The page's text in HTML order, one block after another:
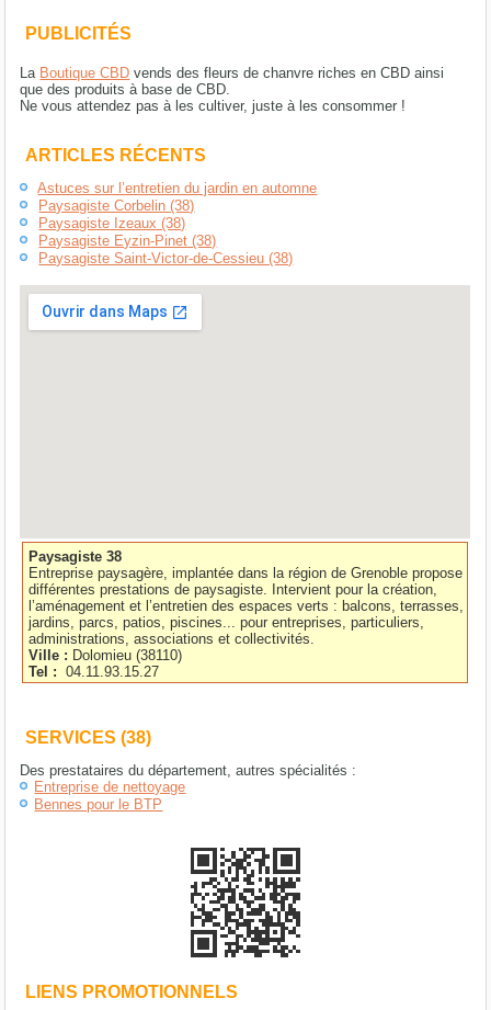
PUBLICITÉS
La Boutique CBD vends des fleurs de chanvre riches en CBD ainsi
que des produits à base de CBD.
Ne vous attendez pas à les cultiver, juste à les consommer !
ARTICLES RÉCENTS
Astuces sur l’entretien du jardin en automne
Paysagiste Corbelin (38)
Paysagiste Izeaux (38)
Paysagiste Eyzin-Pinet (38)
Paysagiste Saint-Victor-de-Cessieu (38)
Paysagiste 38
Entreprise paysagère, implantée dans la région de Grenoble propose
différentes prestations de paysagiste. Intervient pour la création,
l’aménagement et l’entretien des espaces verts : balcons, terrasses,
jardins, parcs, patios, piscines... pour entreprises, particuliers,
administrations, associations et collectivités.
Ville : Dolomieu(38110)
Tel :
04.11.93.15.27
SERVICES (38)
Des prestataires du département, autres spécialités :
Entreprise de nettoyage
Bennes pour le BTP
LIENS PROMOTIONNELS